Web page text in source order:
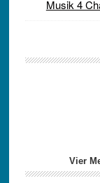
Musik 4
Vier